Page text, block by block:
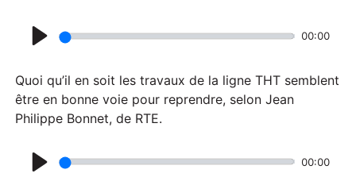
l
a
y
00:00
Quoi qu’il en soit les travaux de la ligne THT semblent
être en bonne voie pour reprendre, selon Jean
Philippe Bonnet, de RTE.
00:00